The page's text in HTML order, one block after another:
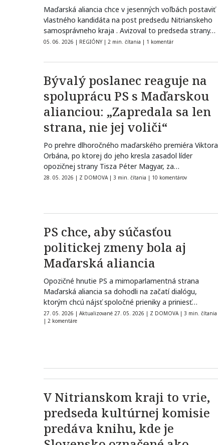
Maďarská aliancia chce v jesenných voľbách postaviť
vlastného kandidáta na post predsedu Nitrianskeho
samosprávneho kraja . Avizoval to predseda strany…
05. 06. 2026 | REGIÓNY | 2 min. čítania | 1 komentár
Bývalý poslanec reaguje na
spoluprácu PS s Maďarskou
alianciou: „Zapredala sa len
strana, nie jej voliči“
Po prehre dlhoročného maďarského premiéra Viktora
Orbána, po ktorej do jeho kresla zasadol líder
opozičnej strany Tisza Péter Magyar, za…
28. 05. 2026 | Z DOMOVA | 3 min. čítania | 10 komentárov
PS chce, aby súčasťou
politickej zmeny bola aj
Maďarská aliancia
Opozičné hnutie PS a mimoparlamentná strana
Maďarská aliancia sa dohodli na začatí dialógu,
ktorým chcú nájsť spoločné prieniky a priniesť…
27. 05. 2026 | Aktualizované 27. 05. 2026 | Z DOMOVA | 3 min. čítania
| 2 komentáre
V Nitrianskom kraji to vrie,
predseda kultúrnej komisie
predáva knihu, kde je